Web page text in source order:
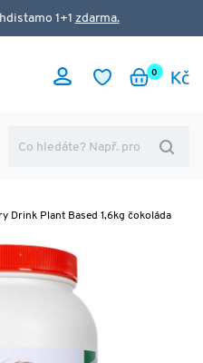
1+1 zdarma.
0
Drink Plant Based 1,6kg čokoláda